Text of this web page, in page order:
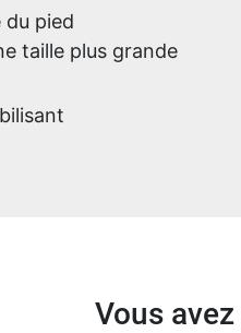
du pied
taille plus grande
Vous